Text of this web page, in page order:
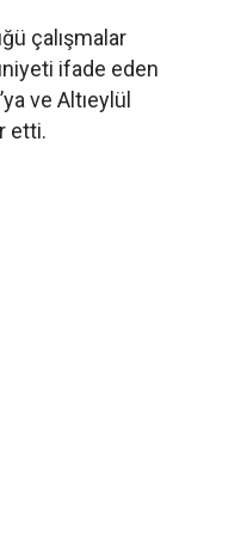
çalışmalar
ifade eden
ve Altıeylül
etti.